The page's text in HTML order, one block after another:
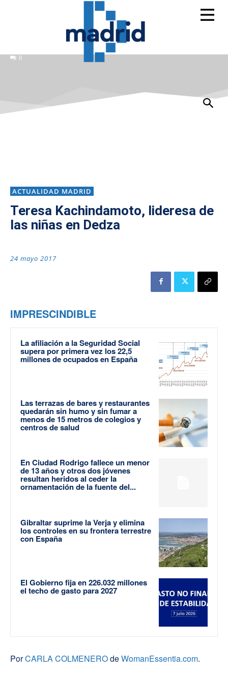
0
ACTUALIDAD MADRID
Teresa Kachindamoto, lideresa de
las niñas en Dedza
24 mayo 2017
IMPRESCINDIBLE
La afiliación a la Seguridad Social
supera por primera vez los 22,5
millones de ocupados en España
Las terrazas de bares y restaurantes
quedarán sin humo y sin fumar a
menos de 15 metros de colegios y
centros de salud
En Ciudad Rodrigo fallece un menor
de 13 años y otros dos jóvenes
resultan heridos al ceder la
ornamentación de la fuente del...
Gibraltar suprime la Verja y elimina
los controles en su frontera terrestre
con España
El Gobierno fija en 226.032 millones
el techo de gasto para 2027
PorCARLA COLMENEROdeWomanEssentia.com.